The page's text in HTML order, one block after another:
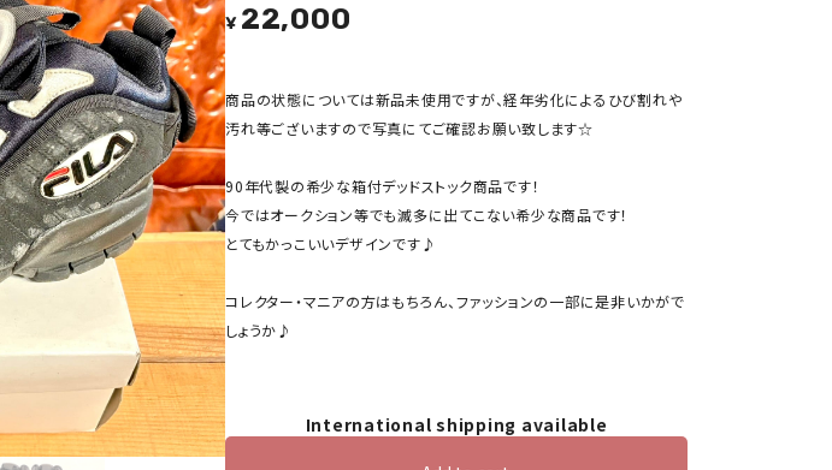
¥ 22,000
商品の状態については新品未使用ですが、経年劣化によるひび割れや
汚れ等ございますので写真にてご確認お願い致します☆
90年代製の希少な箱付デッドストック商品です！
今ではオークション等でも滅多に出てこない希少な商品です！
とてもかっこいいデザインです♪
コレクター・マニアの方はもちろん、ファッションの一部に是非いかがで
しょうか♪
International shipping available